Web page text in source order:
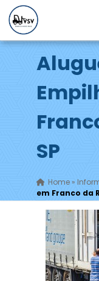
SP
Home»
em Franco da